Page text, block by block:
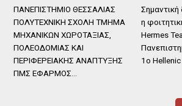
ΠΑΝΕΠΙΣΤΗΜΙΟ ΘΕΣΣΑΛΙΑΣ
ΠΟΛΥΤΕΧΝΙΚΗ ΣΧΟΛΗ ΤΜΗΜΑ
ΜΗΧΑΝΙΚΩΝ ΧΩΡΟΤΑΞΙΑΣ,
ΠΟΛΕΟΔΟΜΙΑΣ ΚΑΙ
ΠΕΡΙΦΕΡΕΙΑΚΗΣ ΑΝΑΠΤΥΞΗΣ
ΠΜΣ ΕΦΑΡΜΟΣ…
η
Hermes
1ο Hellenic